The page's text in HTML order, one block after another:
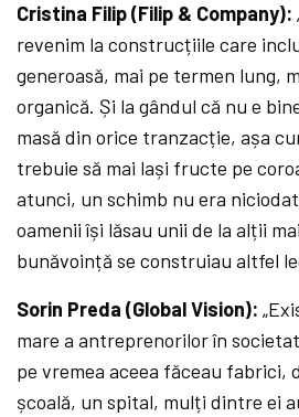
Cristina Filip (Filip & Company):
revenim la construcțiile care
generoasă, mai pe termen lung,
organică. Și la gândul că nu e
masă din orice tranzacție, așa
trebuie să mai lași fructe pe
atunci, un schimb nu era
oamenii își lăsau unii de la alții
bunăvoință se construiau altfel
Sorin Preda (Global Vision):
mare a antreprenorilor în
pe vremea aceea făceau fabrici,
școală, un spital, mulți dintre ei